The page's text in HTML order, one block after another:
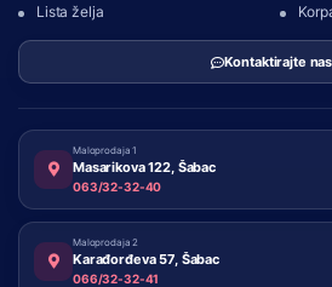
Lista želja
Kontaktirajte nas
Maloprodaja 1
Masarikova 122, Šabac
063/32-32-40
Maloprodaja 2
Karađorđeva 57, Šabac
066/32-32-41